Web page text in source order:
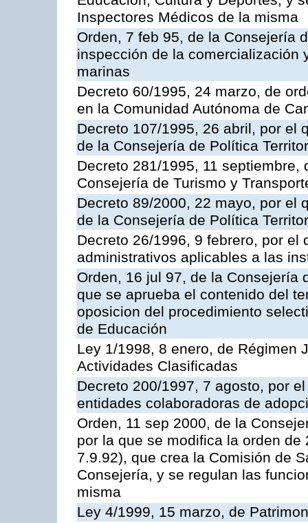
Inspectores Médicos de la misma
Orden, 7 feb 95, de la Consejería
inspección de la comercialización
marinas
Decreto 60/1995, 24 marzo, de
en la Comunidad Autónoma de
Decreto 107/1995, 26 abril, por el
de la Consejería de Política
Decreto 281/1995, 11
Consejería de Turismo y
Decreto 89/2000, 22 mayo, por el
de la Consejería de Política
Decreto 26/1996, 9 febrero, por
administrativos aplicables a las
Orden, 16 jul 97, de la Consejería
que se aprueba el contenido del
oposicion del procedimiento
de Educación
Ley 1/1998, 8 enero, de Régimen
Actividades Clasificadas
Decreto 200/1997, 7 agosto, por
entidades colaboradoras de
Orden, 11 sep 2000, de la
por la que se modifica la orden
7.9.92), que crea la Comisión de
Consejería, y se regulan las
misma
Ley 4/1999, 15 marzo, de